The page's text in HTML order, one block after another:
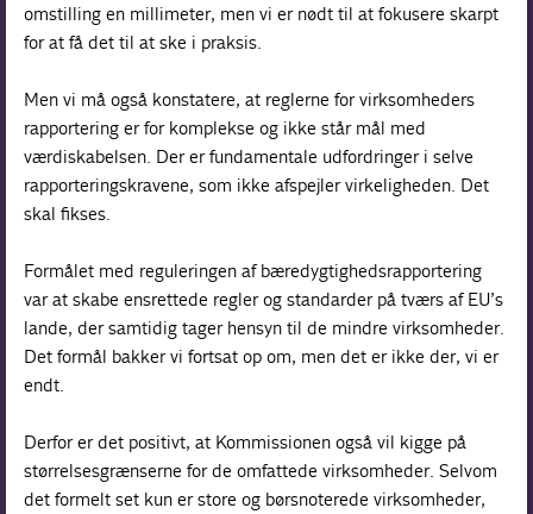
omstilling en millimeter, men vi er nødt til at fokusere skarpt
for at få det til at ske i praksis.
Men vi må også konstatere, at reglerne for virksomheders
rapportering er for komplekse og ikke står mål med
værdiskabelsen. Der er fundamentale udfordringer i selve
rapporteringskravene, som ikke afspejler virkeligheden. Det
skal fikses.
Formålet med reguleringen af bæredygtighedsrapportering
var at skabe ensrettede regler og standarder på tværs af EU’s
lande, der samtidig tager hensyn til de mindre virksomheder.
Det formål bakker vi fortsat op om, men det er ikke der, vi er
endt.
Derfor er det positivt, at Kommissionen også vil kigge på
størrelsesgrænserne for de omfattede virksomheder. Selvom
det formelt set kun er store og børsnoterede virksomheder,